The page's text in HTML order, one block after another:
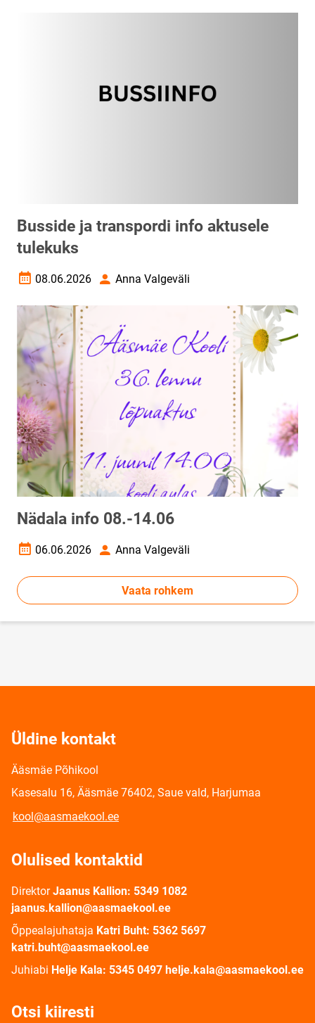
Busside ja transpordi info aktusele
tulekuks
Loomise kuupäev
08.06.2026 AutorAnna Valgeväli
Nädala info 08.-14.06
Loomise kuupäev
06.06.2026 AutorAnna Valgeväli
Vaata rohkem
Üldine kontakt
Ääsmäe Põhikool
Kasesalu 16, Ääsmäe 76402, Saue vald, Harjumaa
kool@aasmaekool.ee
Olulised kontaktid
Direktor Jaanus Kallion: 5349 1082
jaanus.kallion@aasmaekool.ee
Õppealajuhataja Katri Buht: 5362 5697
katri.buht@aasmaekool.ee
Juhiabi Helje Kala: 5345 0497 helje.kala@aasmaekool.ee
Otsi kiiresti